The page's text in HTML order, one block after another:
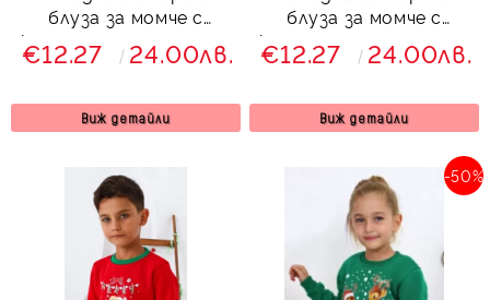
блуза за момче с
коледен надпис и мече
в зелено
€12.27 24.00лв.
Виж детайли
блуза за момче с
коледен надпис и мече
в бяло
€12.27 24.00лв.
Виж детайли
-50%